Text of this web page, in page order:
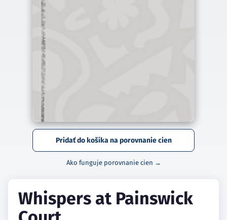
Pridať do košíka na porovnanie cien
Ako funguje porovnanie cien →
Whispers at Painswick